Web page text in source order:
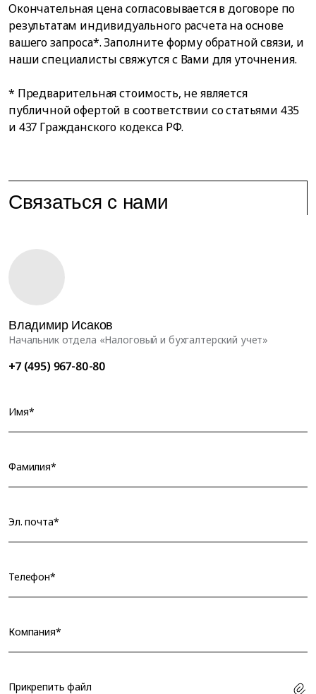
Окончательная цена согласовывается в договоре по
результатам индивидуального расчета на основе
вашего запроса*. Заполните форму обратной связи, и
наши специалисты свяжутся с Вами для уточнения.
* Предварительная стоимость, не является
публичной офертой в соответствии со статьями 435
и 437 Гражданского кодекса РФ.
Связаться с нами
Владимир Исаков
Начальник отдела «Налоговый и бухгалтерский учет»
+7 (495) 967-80-80
Имя*
Фамилия*
Эл. почта*
Телефон*
Компания*
Прикрепить файл